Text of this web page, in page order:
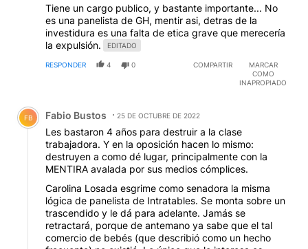
Tiene un cargo publico, y bastante importante... No
es una panelista de GH, mentir asi, detras de la
investidura es una falta de etica grave que merecería
la expulsión.
EDITADO
RESPONDER 4 0 COMPARTIR
MARCAR
COMO
INAPROPIADO
Comentario de Fabio Bustos.
FB Fabio Bustos 25 DE OCTUBRE DE 2022
Les bastaron 4 años para destruir a la clase
trabajadora. Y en la oposición hacen lo mismo:
destruyen a como dé lugar, principalmente con la
MENTIRA avalada por sus medios cómplices.
Carolina Losada esgrime como senadora la misma
lógica de panelista de Intratables. Se monta sobre un
trascendido y le dá para adelante. Jamás se
retractará, porque de antemano ya sabe que el tal
comercio de bebés (que describió como un hecho